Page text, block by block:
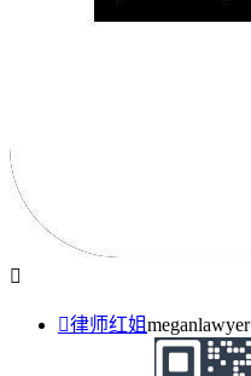

律师红姐meganlawyer